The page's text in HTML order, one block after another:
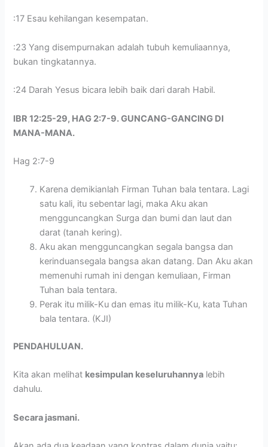
:17 Esau kehilangan kesempatan.
:23 Yang disempurnakan adalah tubuh kemuliaannya,
bukan tingkatannya.
:24 Darah Yesus bicara lebih baik dari darah Habil.
IBR 12:25-29, HAG 2:7-9. GUNCANG-GANCING DI
MANA-MANA.
Hag 2:7-9
Karena demikianlah Firman Tuhan bala tentara. Lagi
satu kali, itu sebentar lagi, maka Aku akan
mengguncangkan Surga dan bumi dan laut dan
darat (tanah kering).
Aku akan mengguncangkan segala bangsa dan
kerinduansegala bangsa akan datang. Dan Aku akan
memenuhi rumah ini dengan kemuliaan, Firman
Tuhan bala tentara.
Perak itu milik-Ku dan emas itu milik-Ku, kata Tuhan
bala tentara. (KJI)
PENDAHULUAN.
Kita akan melihat kesimpulan keseluruhannya lebih
dahulu.
Secara jasmani.